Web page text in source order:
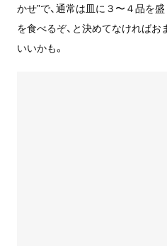
かせ”で、通常は皿に３〜４品を
を食べるぞ、と決めてなければ
いいかも。